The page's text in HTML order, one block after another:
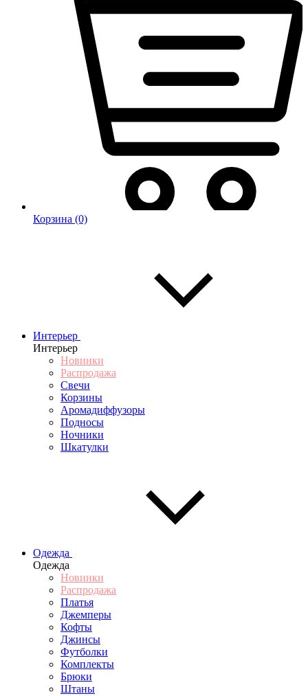
Корзина (0)
Интерьер
Интерьер
Новинки
Распродажа
Свечи
Корзины
Аромадиффузоры
Подносы
Ночники
Шкатулки
Одежда
Одежда
Новинки
Распродажа
Платья
Джемперы
Кофты
Джинсы
Футболки
Комплекты
Брюки
Штаны